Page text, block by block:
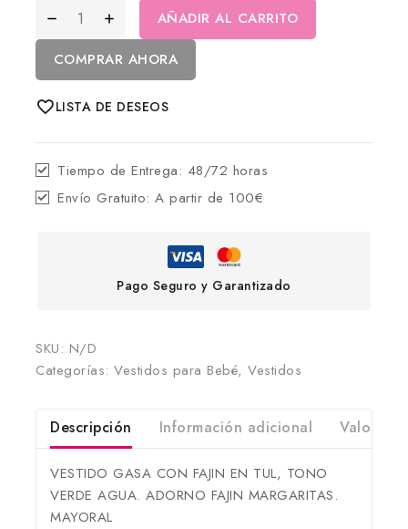
AÑADIR AL CARRITO
COMPRAR AHORA
LISTA DE DESEOS
Tiempo de Entrega: 48/72 horas
Envío Gratuito:A partir de 100€
Pago Seguro y Garantizado
SKU: N/D
Categorías: Vestidos para Bebé, Vestidos
Descripción Información adicional
VESTIDO GASA CON FAJIN EN TUL, TONO
VERDE AGUA. ADORNO FAJIN MARGARITAS.
MAYORAL